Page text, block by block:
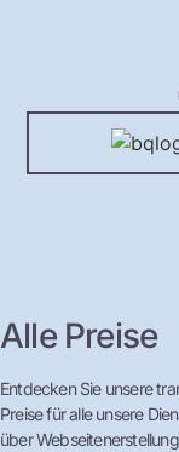
Alle Preise
Entdecken Sie unsere
Preise für alle unsere
über